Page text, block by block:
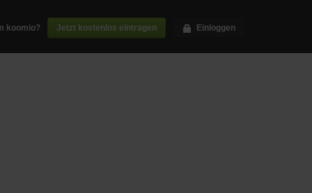
koomio? Jetzt kostenlos eintragen Einloggen